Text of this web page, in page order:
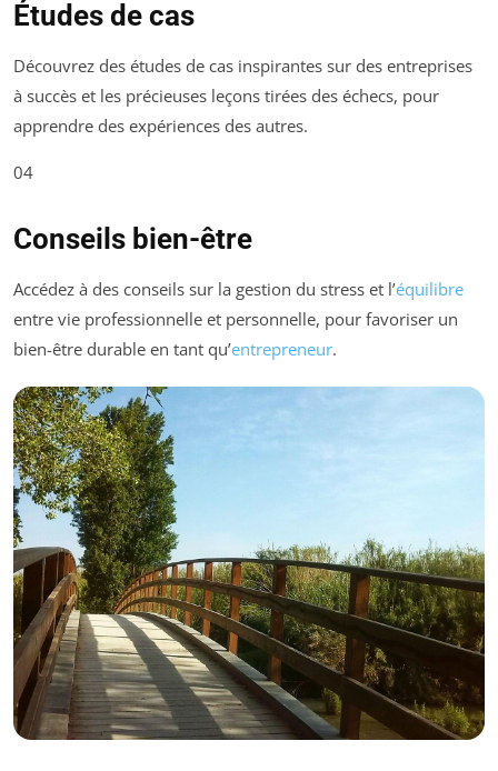
Études de cas
Découvrez des études de cas inspirantes sur des entreprises
à succès et les précieuses leçons tirées des échecs, pour
apprendre des expériences des autres.
04
Conseils bien-être
Accédez à des conseils sur la gestion du stress et l’équilibre
entre vie professionnelle et personnelle, pour favoriser un
bien-être durable en tant qu’entrepreneur.